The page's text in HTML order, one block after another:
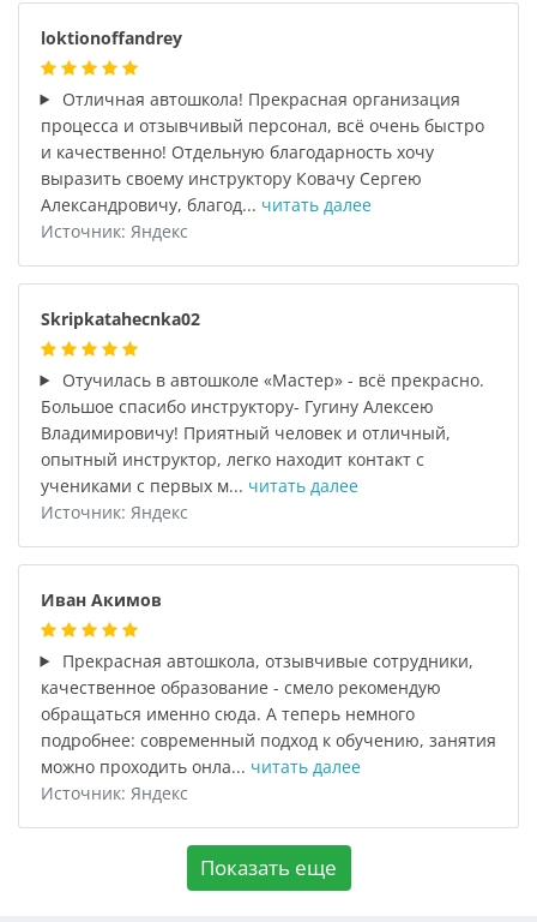
loktionoffandrey
Отличная автошкола! Прекрасная организация
процесса и отзывчивый персонал, всё очень быстро
и качественно! Отдельную благодарность хочу
выразить своему инструктору Ковачу Сергею
Александровичу, благод... читать далее
Источник: Яндекс
Skripkatahecnka02
Отучилась в автошколе «Мастер» - всё прекрасно.
Большое спасибо инструктору- Гугину Алексею
Владимировичу! Приятный человек и отличный,
опытный инструктор, легко находит контакт с
учениками с первых м... читать далее
Источник: Яндекс
Иван Акимов
Прекрасная автошкола, отзывчивые сотрудники,
качественное образование - смело рекомендую
обращаться именно сюда. А теперь немного
подробнее: современный подход к обучению, занятия
можно проходить онла... читать далее
Источник: Яндекс
Показать еще